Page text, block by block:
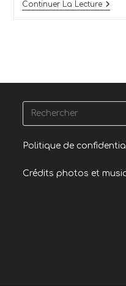
Continuer La Lecture
Politique de
Crédits photos et